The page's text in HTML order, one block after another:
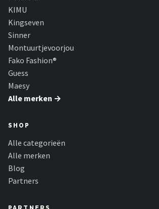
KIMU
Kingseven
Sinner
Montuurtjevoorjou
Fako Fashion®
Guess
Maesy
Alle merken →
SHOP
Alle categorieën
Alle merken
Blog
Partners